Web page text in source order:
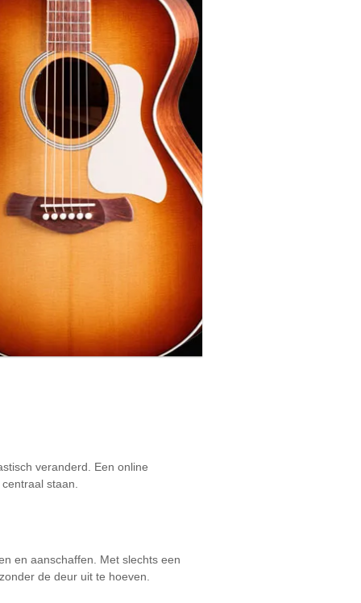
veranderd. Een online
staan.
en aanschaffen. Met slechts een
de deur uit te hoeven.